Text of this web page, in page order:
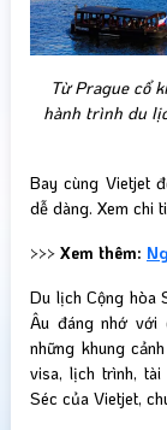
Từ Prague cổ
hành trình du
Bay cùng Vietjet
dễ dàng. Xem chi
>>> Xem thêm:
Du lịch Cộng hòa
Âu đáng nhớ với
những khung
visa, lịch trình,
Séc của Vietjet,